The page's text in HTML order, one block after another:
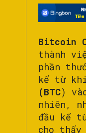
Bitcoin
thành
phần
kể từ
(BTC)
nhiên,
đầu kể
cho thấy